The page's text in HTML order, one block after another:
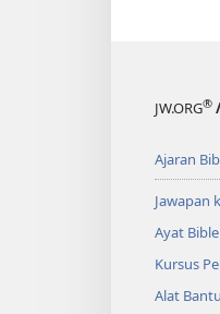
JW.ORG®
Ajaran
Jawapan
Ayat
Kursus
Alat